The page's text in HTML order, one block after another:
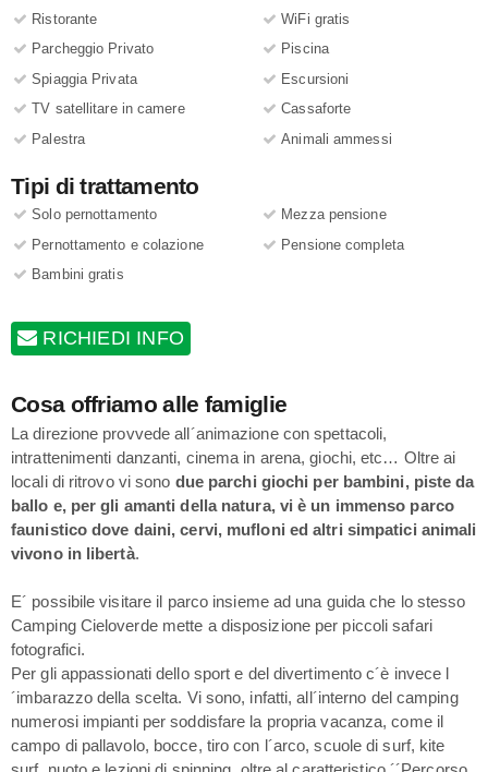
Ristorante
WiFi gratis
Parcheggio Privato
Piscina
Spiaggia Privata
Escursioni
TV satellitare in camere
Cassaforte
Palestra
Animali ammessi
Tipi di trattamento
Solo pernottamento
Mezza pensione
Pernottamento e colazione
Pensione completa
Bambini gratis
RICHIEDI INFO
Cosa offriamo alle famiglie
La direzione provvede all´animazione con spettacoli,
intrattenimenti danzanti, cinema in arena, giochi, etc… Oltre ai
locali di ritrovo vi sono due parchi giochi per bambini, piste da
ballo e, per gli amanti della natura, vi è un immenso parco
faunistico dove daini, cervi, mufloni ed altri simpatici animali
vivono in libertà.
E´ possibile visitare il parco insieme ad una guida che lo stesso
Camping Cieloverde mette a disposizione per piccoli safari
fotografici.
Per gli appassionati dello sport e del divertimento c´è invece l
´imbarazzo della scelta. Vi sono, infatti, all´interno del camping
numerosi impianti per soddisfare la propria vacanza, come il
campo di pallavolo, bocce, tiro con l´arco, scuole di surf, kite